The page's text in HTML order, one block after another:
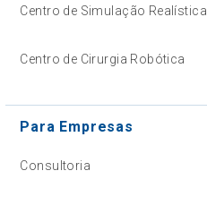
Centro de Simulação Realística
Centro de Cirurgia Robótica
Para Empresas
Consultoria